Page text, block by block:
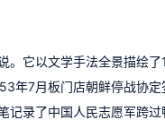
。它以文学手法全景描绘
年7月板门店朝鲜停战协
记录了中国人民志愿军跨